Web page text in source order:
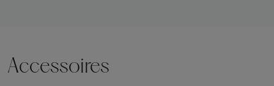
Accessoires